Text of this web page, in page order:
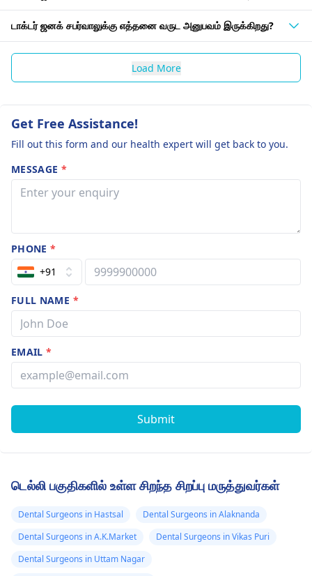
டாக்டர் ஜனக் சபர்வாலுக்கு எத்தனை வருட அனுபவம் இருக்கிறது?
Load More
Get Free Assistance!
Fill out this form and our health expert will get back to you.
MESSAGE *
PHONE*
+91
FULL NAME *
EMAIL*
Submit
டெல்லி பகுதிகளில் உள்ள சிறந்த சிறப்பு மருத்துவர்கள்
Dental Surgeons in Hastsal
Dental Surgeons in Alaknanda
Dental Surgeons in A.K.Market
Dental Surgeons in Vikas Puri
Dental Surgeons in Uttam Nagar